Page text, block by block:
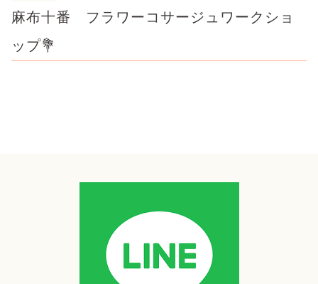
麻布十番 フラワーコサージュワークショ
ップ💐